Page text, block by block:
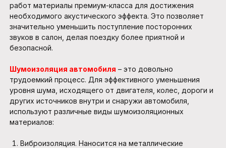
работ материалы премиум-класса для достижения
необходимого акустического эффекта. Это позволяет
значительно уменьшить поступление посторонних
звуков в салон, делая поездку более приятной и
безопасной.
Шумоизоляция автомобиля – это довольно
трудоемкий процесс. Для эффективного уменьшения
уровня шума, исходящего от двигателя, колес, дороги и
других источников внутри и снаружи автомобиля,
используют различные виды шумоизоляционных
материалов:
Виброизоляция. Наносится на металлические